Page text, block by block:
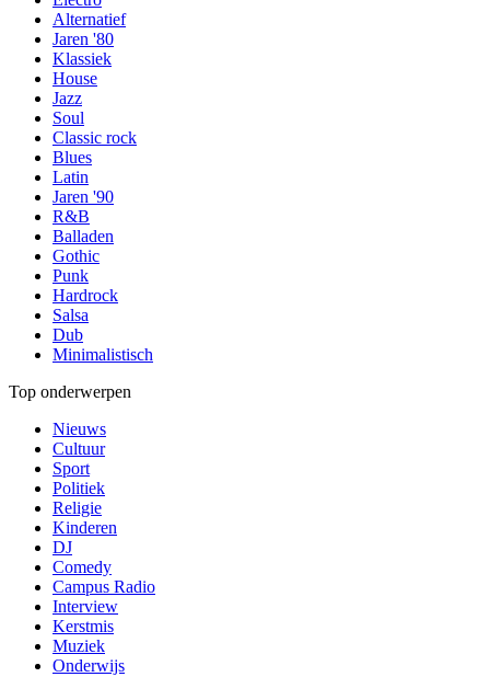
Alternatief
Jaren '80
Klassiek
House
Jazz
Soul
Classic rock
Blues
Latin
Jaren '90
R&B
Balladen
Gothic
Punk
Hardrock
Salsa
Dub
Minimalistisch
Top onderwerpen
Nieuws
Cultuur
Sport
Politiek
Religie
Kinderen
DJ
Comedy
Campus Radio
Interview
Kerstmis
Muziek
Onderwijs